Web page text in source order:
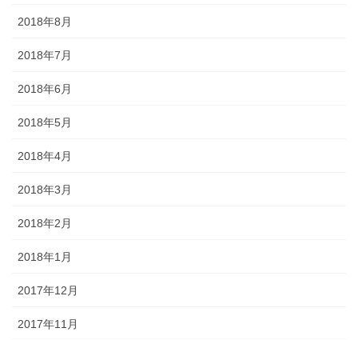
2018年8月
2018年7月
2018年6月
2018年5月
2018年4月
2018年3月
2018年2月
2018年1月
2017年12月
2017年11月